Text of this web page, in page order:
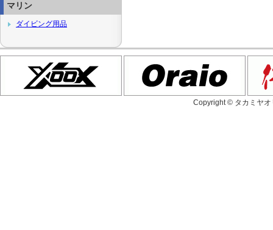
マリン
ダイビング用品
Copyright © タカミヤ